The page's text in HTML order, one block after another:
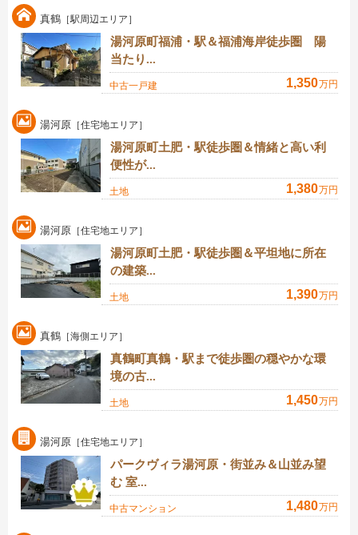
真鶴 ［駅周辺エリア］
湯河原町福浦・駅＆福浦海岸徒歩圏 陽
当たり...
中古一戸建 1,350万円
湯河原 ［住宅地エリア］
湯河原町土肥・駅徒歩圏＆情緒と高い利
便性が...
土地 1,380万円
湯河原 ［住宅地エリア］
湯河原町土肥・駅徒歩圏＆平坦地に所在
の建築...
土地 1,390万円
真鶴 ［海側エリア］
真鶴町真鶴・駅まで徒歩圏の穏やかな環
境の古...
土地 1,450万円
湯河原 ［住宅地エリア］
パークヴィラ湯河原・街並み＆山並み望
む 室...
中古マンション 1,480万円